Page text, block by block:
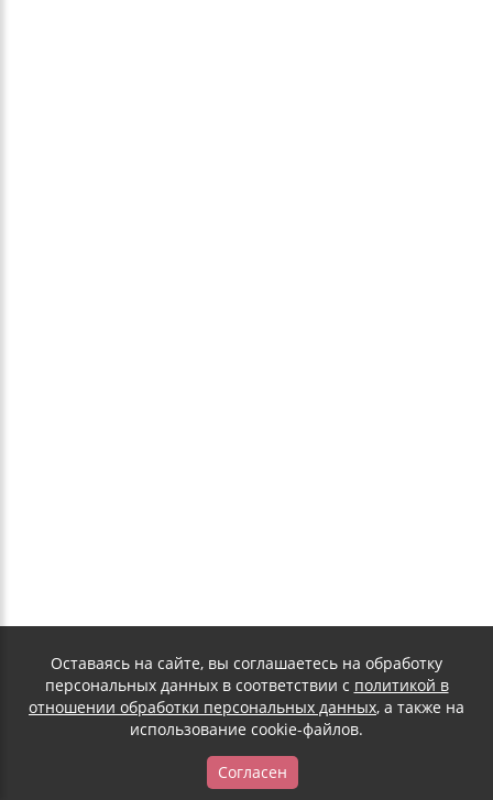
Оставаясь на сайте, вы соглашаетесь на обработку
персональных данных в соответствии с политикой в
отношении обработки персональных данных, а также на
использование cookie-файлов.
Согласен